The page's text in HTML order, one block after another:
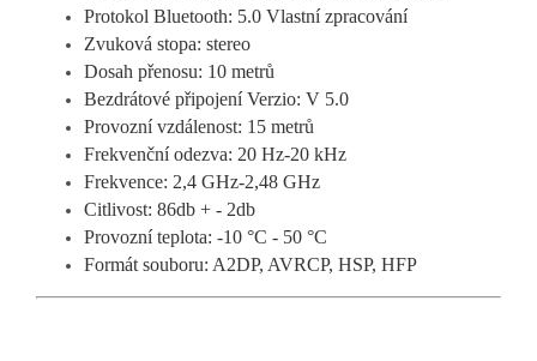
Protokol Bluetooth: 5.0 Vlastní zpracování
Zvuková stopa: stereo
Dosah přenosu: 10 metrů
Bezdrátové připojení Verzio: V 5.0
Provozní vzdálenost: 15 metrů
Frekvenční odezva: 20 Hz-20 kHz
Frekvence: 2,4 GHz-2,48 GHz
Citlivost: 86db + - 2db
Provozní teplota: -10 °C - 50 °C
Formát souboru: A2DP, AVRCP, HSP, HFP